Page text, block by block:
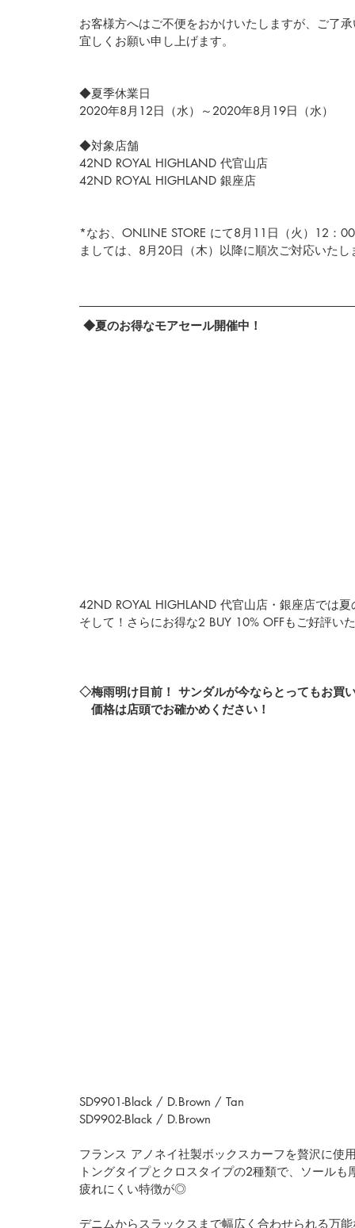
お客様方へはご不便をおかけいたしますが、ご了
宜しくお願い申し上げます。
◆夏季休業日
2020年8月12日（水）～2020年8月19日（水）
◆対象店舗
42ND ROYAL HIGHLAND 代官山店
42ND ROYAL HIGHLAND 銀座店
*なお、 ONLINE STORE にて8月11日（火）12：
ましては、8月20日（木）以降に順次ご対応いたし
◆夏のお得なモアセール開催中！
42ND ROYAL HIGHLAND 代官山店・銀座店では
そして！さらにお得な2 BUY 10% OFFもご好評い
◇梅雨明け目前！ サンダルが今ならとってもお買
価格は店頭でお確かめください！
SD9901-Black / D.Brown / Tan
SD9902-Black / D.Brown
フランス アノネイ社製ボックスカーフを贅沢に使
トングタイプとクロスタイプの2種類で、ソール
疲れにくい特徴が◎
デニムからスラックスまで幅広く合わせられる万